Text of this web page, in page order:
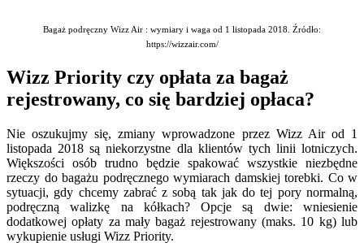
Bagaż podręczny Wizz Air : wymiary i waga od 1 listopada 2018. Źródło:
https://wizzair.com/
Wizz Priority czy opłata za bagaż
rejestrowany, co się bardziej opłaca?
Nie oszukujmy się, zmiany wprowadzone przez Wizz Air od 1
listopada 2018 są niekorzystne dla klientów tych linii lotniczych.
Większości osób trudno będzie spakować wszystkie niezbędne
rzeczy do bagażu podręcznego wymiarach damskiej torebki. Co w
sytuacji, gdy chcemy zabrać z sobą tak jak do tej pory normalną,
podręczną walizkę na kółkach? Opcje są dwie: wniesienie
dodatkowej opłaty za mały bagaż rejestrowany (maks. 10 kg) lub
wykupienie usługi Wizz Priority.